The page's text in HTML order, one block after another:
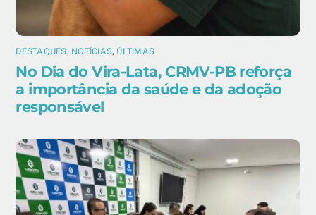
DESTAQUES, NOTÍCIAS, ÚLTIMAS
No Dia do Vira-Lata, CRMV-PB reforça
a importância da saúde e da adoção
responsável